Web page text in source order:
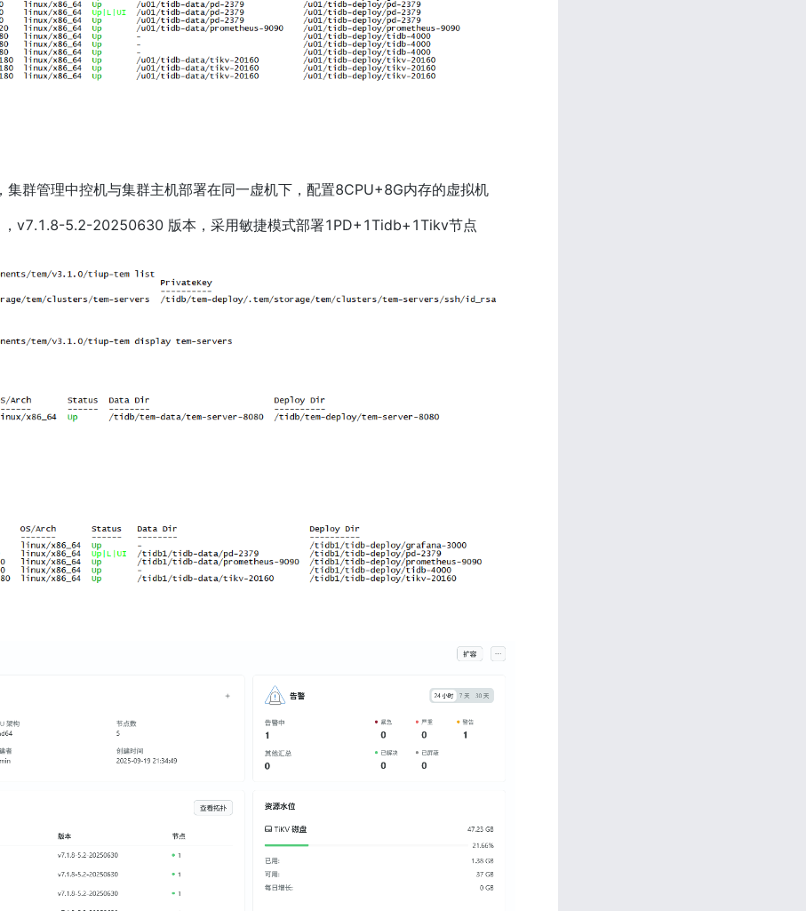
群管理中控机与集群主机部署在同一虚机下，配置8CPU+8G内存的虚拟机
，v7.1.8-5.2-20250630 版本，采用敏捷模式部署1PD+1Tidb+1Tikv节点